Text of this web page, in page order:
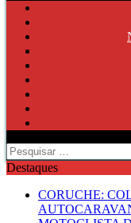
Pesquisar
por:
Destaques
CORUCHE: